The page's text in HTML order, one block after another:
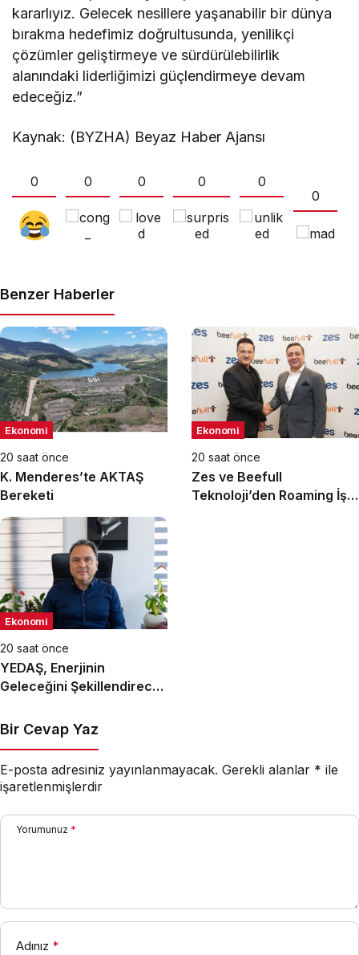
kararlıyız. Gelecek nesillere yaşanabilir bir dünya
bırakma hedefimiz doğrultusunda, yenilikçi
çözümler geliştirmeye ve sürdürülebilirlik
alanındaki liderliğimizi güçlendirmeye devam
edeceğiz.”
Kaynak: (BYZHA) Beyaz Haber Ajansı
0 0 0 0
0
0
Benzer Haberler
Ekonomi
20 saat önce
K. Menderes’te AKTAŞ
Bereketi
Ekonomi
20 saat önce
Zes ve Beefull
Teknoloji’den Roaming İş
Ekonomi
20 saat önce
YEDAŞ, Enerjinin
Geleceğini Şekillendirecek
Bir Cevap Yaz
E-posta adresiniz yayınlanmayacak. Gerekli alanlar * ile
işaretlenmişlerdir
Yorumunuz *
Adınız *